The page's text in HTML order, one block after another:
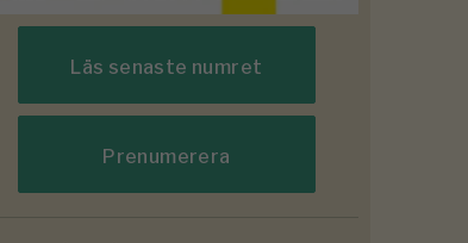
Läs senaste numret
Prenumerera